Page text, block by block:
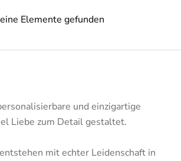
Elemente gefunden
und einzigartige
Liebe zum Detail gestaltet.
mit echter Leidenschaft in